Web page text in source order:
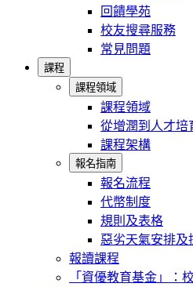
回饋學苑
校友搜尋服務
常見問題
課程
課程領域
課程領域
從增潤到人才培
課程架構
報名指南
報名流程
代幣制度
規則及表格
惡劣天氣安排及
報讀課程
「資優教育基金」：